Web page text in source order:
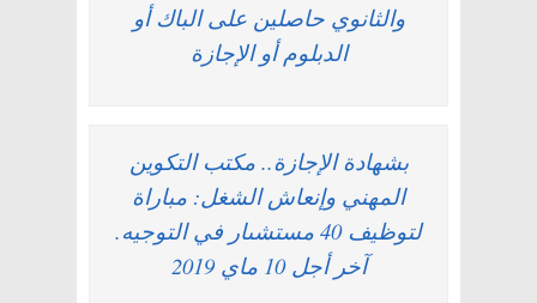
والثانوي حاصلين على الباك أو
الدبلوم أو الإجازة
بشهادة الإجازة.. مكتب التكوين
المهني وإنعاش الشغل: مباراة
لتوظيف 40 مستشىار في التوجيه.
آخر أجل 10 ماي 2019